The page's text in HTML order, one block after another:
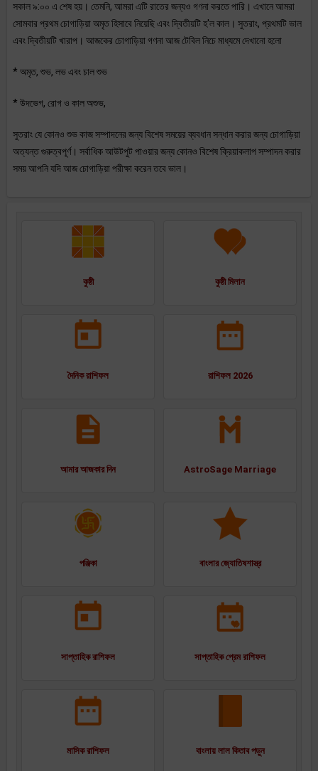
সকাল ৯:০০ এ শেষ হয়। তেমনি, আমরা এটি রাতের জন্যও গণনা করতে পারি। এখানে আমরা
সোমবার প্রথম চোগাড়িয়া অমৃত হিসাবে নিয়েছি এবং দ্বিতীয়টি হ'ল কাল। সুতরাং, প্রথমটি ভাল
এবং দ্বিতীয়টি খারাপ। আজকের চোগাড়িয়া গণনা আজ টেবিল নিচে মাধ্যমে দেখানো হলো
* অমৃত, শুভ, লভ এবং চাল শুভ
* উদভেগ, রোগ ও কাল অশুভ,
সুতরাং যে কোনও শুভ কাজ সম্পাদনের জন্য বিশেষ সময়ের ব্যবধান সন্ধান করার জন্য চোগাড়িয়া
অত্যন্ত গুরুত্বপূর্ণ। সর্বাধিক আউটপুট পাওয়ার জন্য কোনও বিশেষ ক্রিয়াকলাপ সম্পাদন করার
সময় আপনি যদি আজ চোগাড়িয়া পরীক্ষা করেন তবে ভাল।
কুষ্ঠী কুষ্ঠী মিলান
দৈনিক রাশিফল রাশিফল 2026
আমার আজকার দিন AstroSage Marriage
পঞ্জিকা বাংলার জ্যোতিষশাস্ত্র
সাপ্তাহিক রাশিফল সাপ্তাহিক প্রেম রাশিফল
মাসিক রাশিফল বাংলায় লাল কিতাব পড়ুন